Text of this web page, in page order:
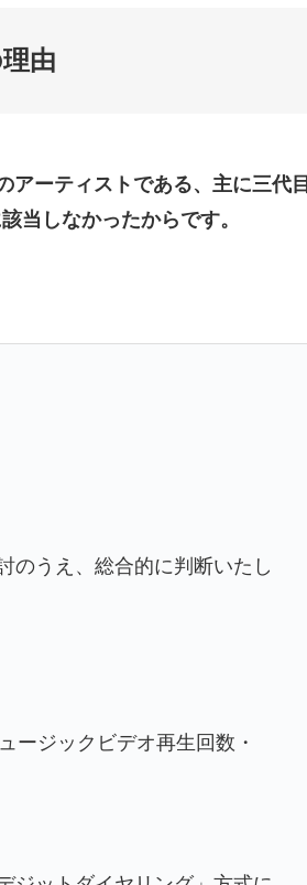
由
アーティストである、主に三代目
当しなかったからです。
のうえ、総合的に判断いたし
ージックビデオ再生回数・